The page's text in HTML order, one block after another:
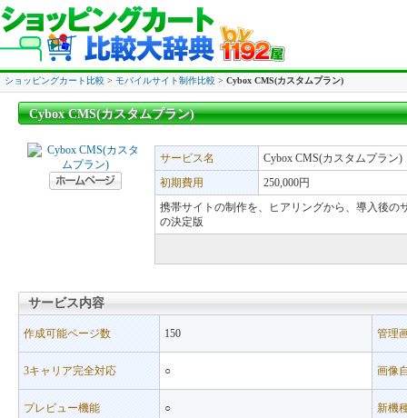
ショッピングカート比較 > モバイルサイト制作比較 > Cybox CMS(カスタムプラン)
Cybox CMS(カスタムプラン)
Cybox CMS(カスタムプラン)
サービス名
Cybox CMS(カスタムプラン)
初期費用
250,000円
携帯サイトの制作を、ヒアリングから、導入後
の決定版
サービス内容
サービス内容
作成可能ページ数 150 管理
3キャリア完全対応 ○ 画像
プレビュー機能 ○ 新機